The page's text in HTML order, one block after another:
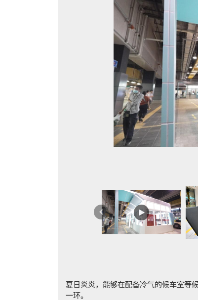
上
一
篇
夏日炎炎，能够在配备冷气的候车室等
一环。